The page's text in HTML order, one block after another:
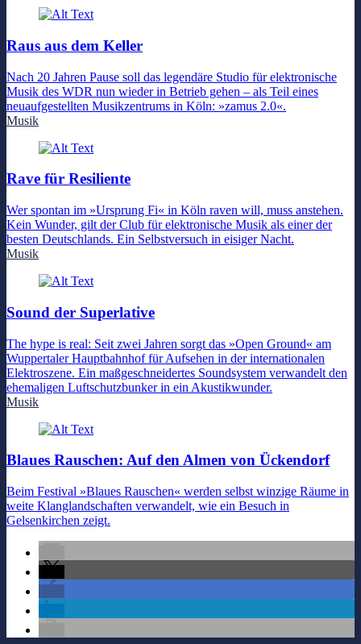
Raus aus dem Keller
Nach 20 Jahren Pause soll das legendäre Studio für elektronische
Musik des WDR nun wieder in Betrieb gehen – als Teil eines
neuaufgestellten Musikzentrums in Köln: »zamus 2.0«.
Musik
Rave für Resiliente
Wer spontan im »Ursprung Fi« in Köln raven will, muss anstehen.
Kein Wunder, gilt der Club für elektronische Musik als einer der
besten Deutschlands. Ein Selbstversuch in eisiger Nacht.
Musik
Sound der Superlative
The hype is real: Seit zwei Jahren sorgt das »Open Ground« am
Wuppertaler Hauptbahnhof für Aufsehen in der internationalen
Elektroszene. Ein maßgeschneidertes Soundsystem verwandelt den
ehemaligen Luftschutzbunker in ein Akustikwunder.
Musik
Blaues Rauschen: Auf den Almen von Ückendorf
Beim Festival »Blaues Rauschen« werden selbst winzige Räume in
weite Klanglandschaften verwandelt, wie ein Besuch in
Gelsenkirchen zeigt.